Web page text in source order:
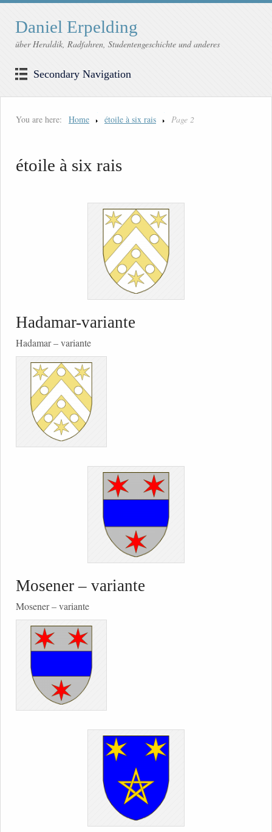
Daniel Erpelding
über Heraldik, Radfahren, Studentengeschichte und anderes
Secondary Navigation
You are here: Home étoile à six rais Page 2
étoile à six rais
Hadamar-variante
Hadamar – variante
Mosener – variante
Mosener – variante